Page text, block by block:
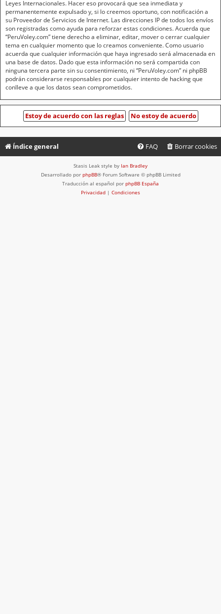
Leyes Internacionales. Hacer eso provocará que sea inmediata y
permanentemente expulsado y, si lo creemos oportuno, con notificación a
su Proveedor de Servicios de Internet. Las direcciones IP de todos los envíos
son registradas como ayuda para reforzar estas condiciones. Acuerda que
“PeruVoley.com” tiene derecho a eliminar, editar, mover o cerrar cualquier
tema en cualquier momento que lo creamos conveniente. Como usuario
acuerda que cualquier información que haya ingresado será almacenada en
una base de datos. Dado que esta información no será compartida con
ninguna tercera parte sin su consentimiento, ni “PeruVoley.com” ni phpBB
podrán considerarse responsables por cualquier intento de hacking que
conlleve a que los datos sean comprometidos.
Índice general Borrar cookies
FAQ
Stasis Leak style by Ian Bradley
Desarrollado por phpBB® Forum Software © phpBB Limited
Traducción al español por phpBB España
Privacidad | Condiciones